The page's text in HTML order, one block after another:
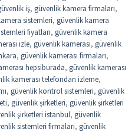
iş, güvenlik kamera firmaları,
sistemleri, güvenlik kamera
fiyatları, güvenlik kamera
izle, güvenlik kamerası, güvenlik
, güvenlik kamerası firmaları,
hepsiburada, güvenlik kamerası
kamerası telefondan izleme,
, güvenlik kontrol sistemleri, güvenlik
, güvenlik şirketleri, güvenlik şirketleri
şirketleri istanbul, güvenlik
sistemleri firmaları, güvenlik